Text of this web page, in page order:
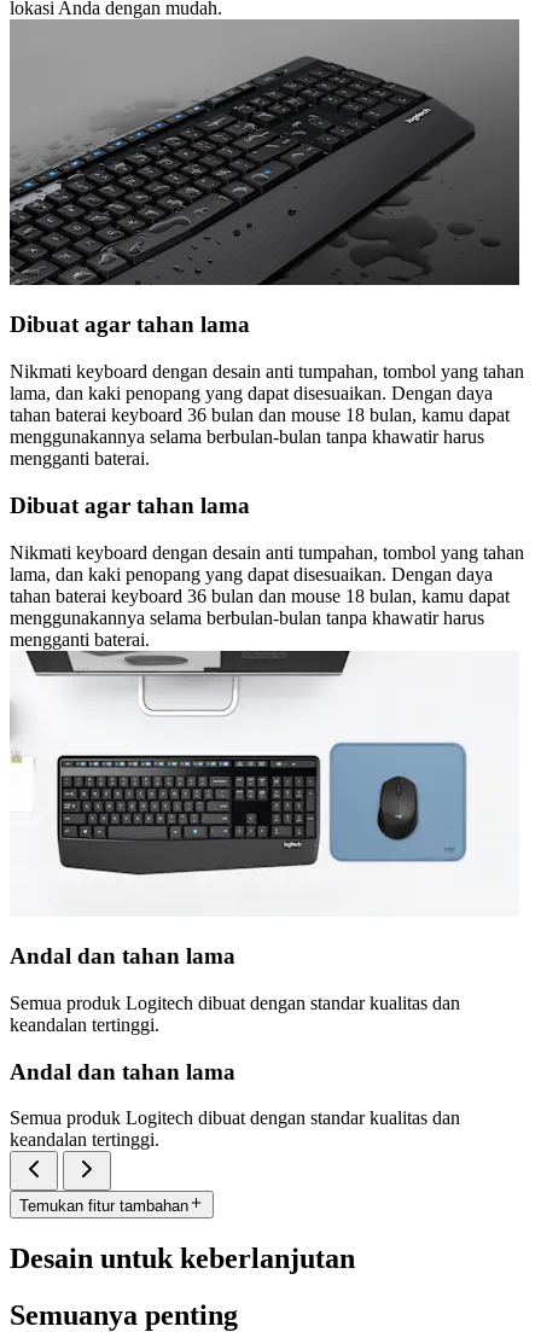
lokasi Anda dengan mudah.
Dibuat agar tahan lama
Nikmati keyboard dengan desain anti tumpahan, tombol yang tahan
lama, dan kaki penopang yang dapat disesuaikan. Dengan daya
tahan baterai keyboard 36 bulan dan mouse 18 bulan, kamu dapat
menggunakannya selama berbulan-bulan tanpa khawatir harus
mengganti baterai.
Dibuat agar tahan lama
Nikmati keyboard dengan desain anti tumpahan, tombol yang tahan
lama, dan kaki penopang yang dapat disesuaikan. Dengan daya
tahan baterai keyboard 36 bulan dan mouse 18 bulan, kamu dapat
menggunakannya selama berbulan-bulan tanpa khawatir harus
mengganti baterai.
Andal dan tahan lama
Semua produk Logitech dibuat dengan standar kualitas dan
keandalan tertinggi.
Andal dan tahan lama
Semua produk Logitech dibuat dengan standar kualitas dan
keandalan tertinggi.
Temukan fitur tambahan
Desain untuk keberlanjutan
Semuanya penting